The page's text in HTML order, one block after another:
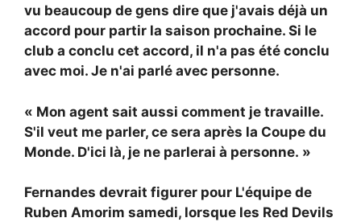
vu beaucoup de gens dire que j'avais déjà un
accord pour partir la saison prochaine. Si le
club a conclu cet accord, il n'a pas été conclu
avec moi. Je n'ai parlé avec personne.
« Mon agent sait aussi comment je travaille.
S'il veut me parler, ce sera après la Coupe du
Monde. D'ici là, je ne parlerai à personne. »
Fernandes devrait figurer pour L'équipe de
Ruben Amorim samedi, lorsque les Red Devils